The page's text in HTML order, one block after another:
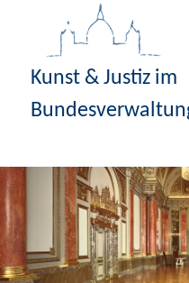
Kunst & Justiz im